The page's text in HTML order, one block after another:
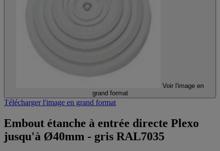
Voir l'image en
grand format
Télécharger l'image en grand format
Embout étanche à entrée directe Plexo
jusqu'à Ø40mm - gris RAL7035